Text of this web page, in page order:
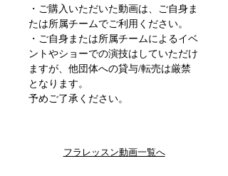
・ご購入いただいた動画は、ご自身ま
たは所属チームでご利用ください。
・ご自身または所属チームによるイベ
ントやショーでの演技はしていただけ
ますが、他団体への貸与/転売は厳禁
となります。
予めご了承ください。
フラレッスン動画一覧へ